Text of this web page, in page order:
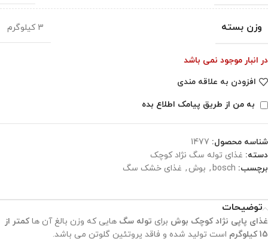
وزن بسته 3 کیلوگرم
در انبار موجود نمی باشد
افزودن به علاقه مندی
به من از طریق پیامک اطلاع بده
شناسه محصول: 1477
دسته: غذای توله سگ نژاد کوچک
برچسب: bosch
, بوش , غذای خشک سگ
توضیحات
غذای پاپی نژاد کوچک بوش برای توله سگ هایی که وزن بالغ آن هاکمتر از
15 کیلوگرم
است تولید شده و فاقد پروتئین گلوتن می باشد.